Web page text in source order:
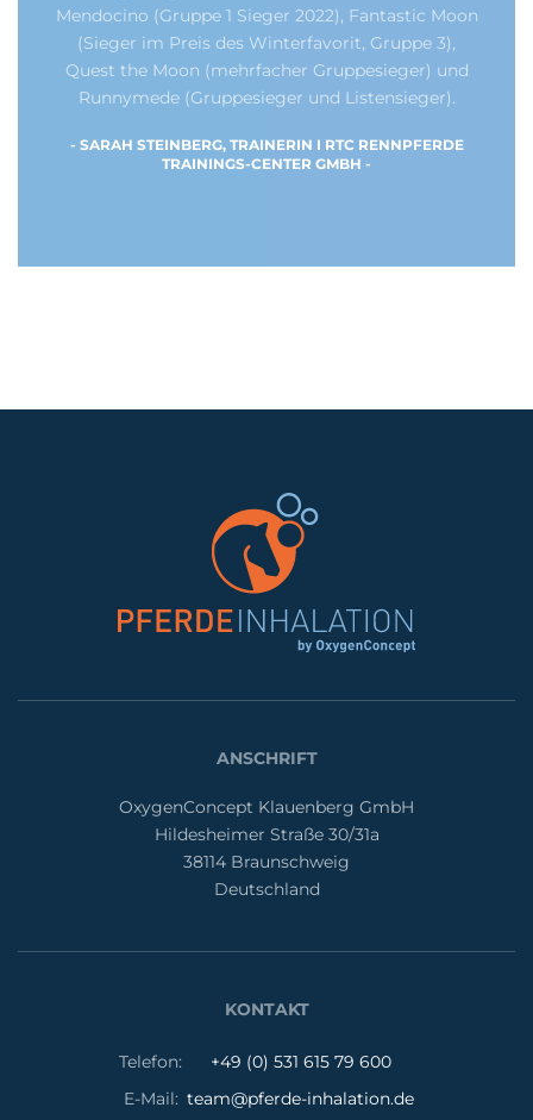
Mendocino (Gruppe 1 Sieger 2022), Fantastic Moon
(Sieger im Preis des Winterfavorit, Gruppe 3),
Quest the Moon (mehrfacher Gruppesieger) und
Runnymede (Gruppesieger und Listensieger).
- SARAH STEINBERG, TRAINERIN I RTC RENNPFERDE
TRAININGS-CENTER GMBH -
ANSCHRIFT
OxygenConcept Klauenberg GmbH
Hildesheimer Straße 30/31a
38114 Braunschweig
Deutschland
KONTAKT
Telefon:
+49 (0) 531 615 79 600
E-Mail: team@pferde-inhalation.de